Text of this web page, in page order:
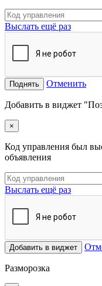
Выслать ещё раз
Поднять Отменить
Добавить в виджет
×
Код управления был
объявления
Выслать ещё раз
Добавить в виджет
Разморозка